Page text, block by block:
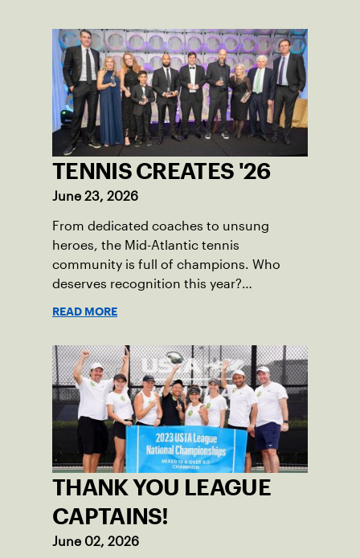
TENNIS CREATES '26
June 23, 2026
From dedicated coaches to unsung
heroes, the Mid-Atlantic tennis
community is full of champions. Who
deserves recognition this year?
READ MORE
THANK YOU LEAGUE
CAPTAINS!
June 02, 2026